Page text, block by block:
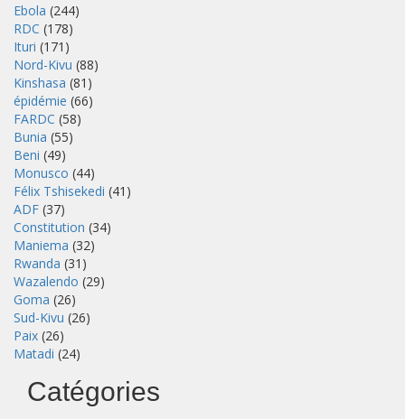
Ebola (244)
RDC (178)
Ituri (171)
Nord-Kivu (88)
Kinshasa (81)
épidémie (66)
FARDC (58)
Bunia (55)
Beni (49)
Monusco (44)
Félix Tshisekedi (41)
ADF (37)
Constitution (34)
Maniema (32)
Rwanda (31)
Wazalendo (29)
Goma (26)
Sud-Kivu (26)
Paix (26)
Matadi (24)
Catégories